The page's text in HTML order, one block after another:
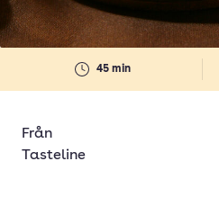
45 min
Från
Tasteline